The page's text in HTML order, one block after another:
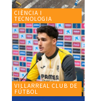
CIÈNCIA I
TECNOLOGIA
VILLARREAL CLUB DE
FÚTBOL